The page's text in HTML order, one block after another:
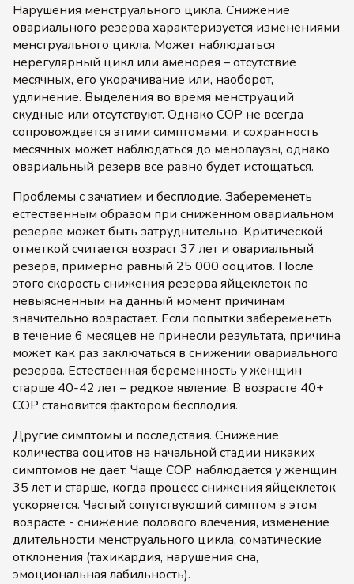
Нарушения менструального цикла. Снижение
овариального резерва характеризуется изменениями
менструального цикла. Может наблюдаться
нерегулярный цикл или аменорея – отсутствие
месячных, его укорачивание или, наоборот,
удлинение. Выделения во время менструаций
скудные или отсутствуют. Однако СОР не всегда
сопровождается этими симптомами, и сохранность
месячных может наблюдаться до менопаузы, однако
овариальный резерв все равно будет истощаться.
Проблемы с зачатием и бесплодие. Забеременеть
естественным образом при сниженном овариальном
резерве может быть затруднительно. Критической
отметкой считается возраст 37 лет и овариальный
резерв, примерно равный 25 000 ооцитов. После
этого скорость снижения резерва яйцеклеток по
невыясненным на данный момент причинам
значительно возрастает. Если попытки забеременеть
в течение 6 месяцев не принесли результата, причина
может как раз заключаться в снижении овариального
резерва. Естественная беременность у женщин
старше 40-42 лет – редкое явление. В возрасте 40+
СОР становится фактором бесплодия.
Другие симптомы и последствия. Снижение
количества ооцитов на начальной стадии никаких
симптомов не дает. Чаще СОР наблюдается у женщин
35 лет и старше, когда процесс снижения яйцеклеток
ускоряется. Частый сопутствующий симптом в этом
возрасте - снижение полового влечения, изменение
длительности менструального цикла, соматические
отклонения (тахикардия, нарушения сна,
эмоциональная лабильность).